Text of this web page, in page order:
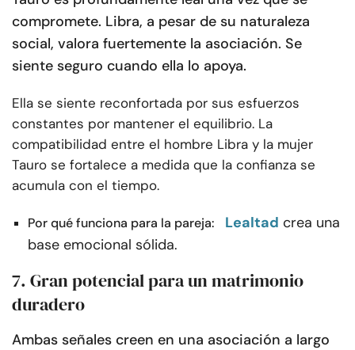
compromete. Libra, a pesar de su naturaleza
social, valora fuertemente la asociación. Se
siente seguro cuando ella lo apoya.
Ella se siente reconfortada por sus esfuerzos
constantes por mantener el equilibrio. La
compatibilidad entre el hombre Libra y la mujer
Tauro se fortalece a medida que la confianza se
acumula con el tiempo.
Por qué funciona para la pareja: Lealtad crea una
base emocional sólida.
7. Gran potencial para un matrimonio
duradero
Ambas señales creen en una asociación a largo